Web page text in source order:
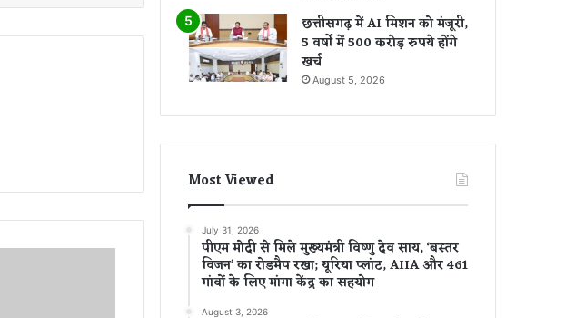
छत्तीसगढ़ में AI मिशन को मंजूरी,
5 वर्षों में 500 करोड़ रुपये होंगे
खर्च
August 5, 2026
Most Viewed
July 31, 2026
पीएम मोदी से मिले मुख्यमंत्री विष्णु देव साय, ‘बस्तर
विजन’ का रोडमैप रखा; यूरिया प्लांट, AIIA और 461
गांवों के लिए मांगा केंद्र का सहयोग
August 3, 2026